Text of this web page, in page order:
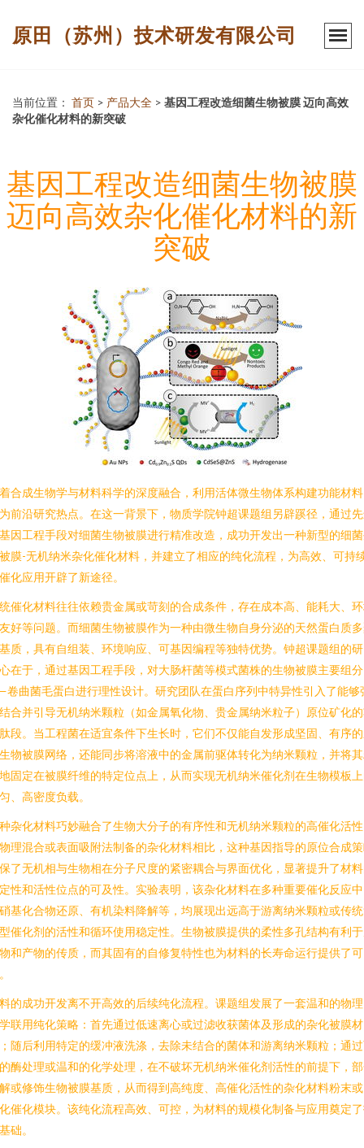
原田（苏州）技术研发有限公司
当前位置： 首页 > 产品大全 > 基因工程改造细菌生物被膜 迈向高效
杂化催化材料的新突破
基因工程改造细菌生物被膜
迈向高效杂化催化材料的新
突破
合成生物学与材料科学的深度融合，利用活体微生物体系构建功能材
前沿研究热点。在这一背景下，物质学院钟超课题组另辟蹊径，通过
因工程手段对细菌生物被膜进行精准改造，成功开发出一种新型的细
膜-无机纳米杂化催化材料，并建立了相应的纯化流程，为高效、可持
化应用开辟了新途径。
催化材料往往依赖贵金属或苛刻的合成条件，存在成本高、能耗大、
好等问题。而细菌生物被膜作为一种由微生物自身分泌的天然蛋白质
质，具有自组装、环境响应、可基因编程等独特优势。钟超课题组的
在于，通过基因工程手段，对大肠杆菌等模式菌株的生物被膜主要组分
曲菌毛蛋白进行理性设计。研究团队在蛋白序列中特异性引入了能够
合并引导无机纳米颗粒（如金属氧化物、贵金属纳米粒子）原位矿化
段。当工程菌在适宜条件下生长时，它们不仅能自发形成坚固、有序
物被膜网络，还能同步将溶液中的金属前驱体转化为纳米颗粒，并将
固定在被膜纤维的特定位点上，从而实现无机纳米催化剂在生物模板
、高密度负载。
杂化材料巧妙融合了生物大分子的有序性和无机纳米颗粒的高催化活
理混合或表面吸附法制备的杂化材料相比，这种基因指导的原位合成
了无机相与生物相在分子尺度的紧密耦合与界面优化，显著提升了材
性和活性位点的可及性。实验表明，该杂化材料在多种重要催化反应
基化合物还原、有机染料降解等，均展现出远高于游离纳米颗粒或传
催化剂的活性和循环使用稳定性。生物被膜提供的柔性多孔结构有利
和产物的传质，而其固有的自修复特性也为材料的长寿命运行提供了可
的成功开发离不开高效的后续纯化流程。课题组发展了一套温和的物
联用纯化策略：首先通过低速离心或过滤收获菌体及形成的杂化被膜材
随后利用特定的缓冲液洗涤，去除未结合的菌体和游离纳米颗粒；通
酶处理或温和的化学处理，在不破坏无机纳米催化剂活性的前提下，
或修饰生物被膜基质，从而得到高纯度、高催化活性的杂化材料粉末
催化模块。该纯化流程高效、可控，为材料的规模化制备与应用奠定
础。